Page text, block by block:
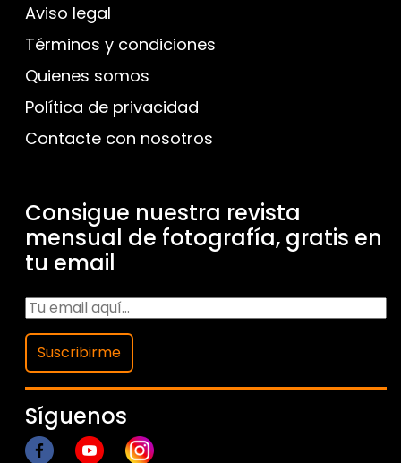
Aviso legal
Términos y condiciones
Quienes somos
Política de privacidad
Contacte con nosotros
Consigue nuestra revista
mensual de fotografía, gratis en
tu email
Suscribirme
Síguenos